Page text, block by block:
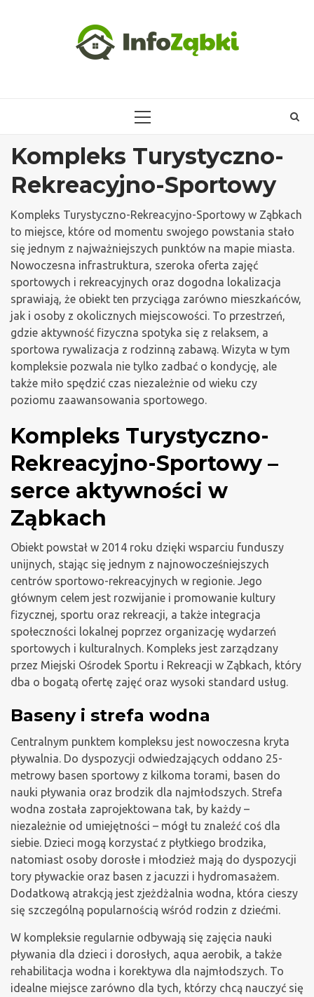
PRIMARY
Kompleks Turystyczno-
Rekreacyjno-Sportowy
Kompleks Turystyczno-Rekreacyjno-Sportowy w Ząbkach
to miejsce, które od momentu swojego powstania stało
się jednym z najważniejszych punktów na mapie miasta.
Nowoczesna infrastruktura, szeroka oferta zajęć
sportowych i rekreacyjnych oraz dogodna lokalizacja
sprawiają, że obiekt ten przyciąga zarówno mieszkańców,
jak i osoby z okolicznych miejscowości. To przestrzeń,
gdzie aktywność fizyczna spotyka się z relaksem, a
sportowa rywalizacja z rodzinną zabawą. Wizyta w tym
kompleksie pozwala nie tylko zadbać o kondycję, ale
także miło spędzić czas niezależnie od wieku czy
poziomu zaawansowania sportowego.
Kompleks Turystyczno-
Rekreacyjno-Sportowy –
serce aktywności w
Ząbkach
Obiekt powstał w 2014 roku dzięki wsparciu funduszy
unijnych, stając się jednym z najnowocześniejszych
centrów sportowo-rekreacyjnych w regionie. Jego
głównym celem jest rozwijanie i promowanie kultury
fizycznej, sportu oraz rekreacji, a także integracja
społeczności lokalnej poprzez organizację wydarzeń
sportowych i kulturalnych. Kompleks jest zarządzany
przez Miejski Ośrodek Sportu i Rekreacji w Ząbkach, który
dba o bogatą ofertę zajęć oraz wysoki standard usług.
Baseny i strefa wodna
Centralnym punktem kompleksu jest nowoczesna kryta
pływalnia. Do dyspozycji odwiedzających oddano 25-
metrowy basen sportowy z kilkoma torami, basen do
nauki pływania oraz brodzik dla najmłodszych. Strefa
wodna została zaprojektowana tak, by każdy –
niezależnie od umiejętności – mógł tu znaleźć coś dla
siebie. Dzieci mogą korzystać z płytkiego brodzika,
natomiast osoby dorosłe i młodzież mają do dyspozycji
tory pływackie oraz basen z jacuzzi i hydromasażem.
Dodatkową atrakcją jest zjeżdżalnia wodna, która cieszy
się szczególną popularnością wśród rodzin z dziećmi.
W kompleksie regularnie odbywają się zajęcia nauki
pływania dla dzieci i dorosłych, aqua aerobik, a także
rehabilitacja wodna i korektywa dla najmłodszych. To
idealne miejsce zarówno dla tych, którzy chcą nauczyć się